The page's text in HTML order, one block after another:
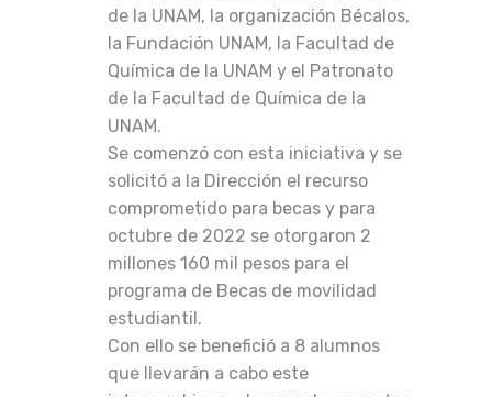
de la UNAM, la organización Bécalos,
la Fundación UNAM, la Facultad de
Química de la UNAM y el Patronato
de la Facultad de Química de la
UNAM.
Se comenzó con esta iniciativa y se
solicitó a la Dirección el recurso
comprometido para becas y para
octubre de 2022 se otorgaron 2
millones 160 mil pesos para el
programa de Becas de movilidad
estudiantil.
Con ello se benefició a 8 alumnos
que llevarán a cabo este